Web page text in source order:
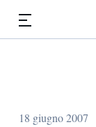
18 giugno 2007